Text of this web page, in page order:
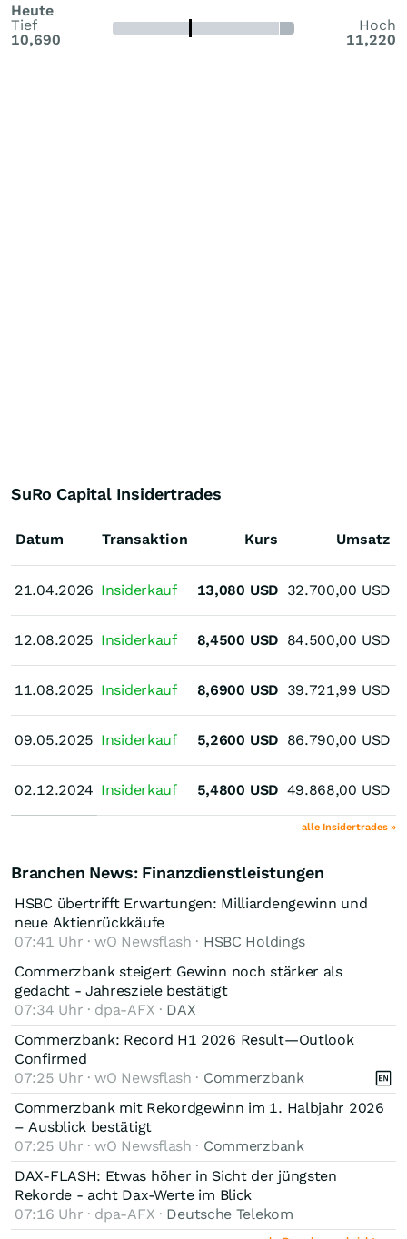
Heute
Tief
10,690
Hoch
11,220
SuRo Capital Insidertrades
Datum
21.04.2026
12.08.2025
11.08.2025
09.05.2025
02.12.2024
Transaktion Kurs Umsatz
21.04.2026 Insiderkauf 13,080 USD 32.700,00 USD
12.08.2025 Insiderkauf 8,4500 USD 84.500,00 USD
11.08.2025 Insiderkauf 8,6900 USD 39.721,99 USD
09.05.2025 Insiderkauf 5,2600 USD 86.790,00 USD
02.12.2024 Insiderkauf 5,4800 USD 49.868,00 USD
alle Insidertrades »
Branchen News: Finanzdienstleistungen
HSBC übertrifft Erwartungen: Milliardengewinn und
neue Aktienrückkäufe
07:41 Uhr · wO Newsflash · HSBC Holdings
Commerzbank steigert Gewinn noch stärker als
gedacht - Jahresziele bestätigt
07:34 Uhr · dpa-AFX · DAX
Commerzbank: Record H1 2026 Result—Outlook
Confirmed
07:25 Uhr · wO Newsflash · Commerzbank
Commerzbank mit Rekordgewinn im 1. Halbjahr 2026
– Ausblick bestätigt
07:25 Uhr · wO Newsflash · Commerzbank
DAX-FLASH: Etwas höher in Sicht der jüngsten
Rekorde - acht Dax-Werte im Blick
07:16 Uhr · dpa-AFX · Deutsche Telekom